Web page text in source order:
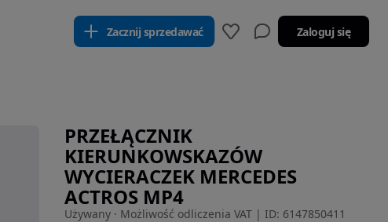
Zacznij sprzedawać Zaloguj się
PRZEŁĄCZNIK
KIERUNKOWSKAZÓW
WYCIERACZEK MERCEDES
ACTROS MP4
Używany · Możliwość odliczenia VAT | ID: 6147850411